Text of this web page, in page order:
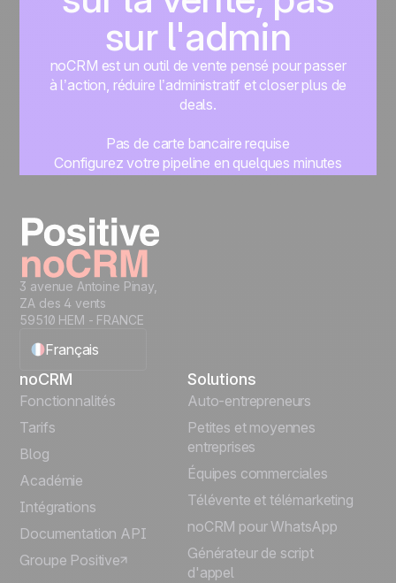
sur l'admin
noCRM est un outil de vente pensé pour passer
à l’action, réduire l’administratif et closer plus de
deals.
Pas de carte bancaire requise
Configurez votre pipeline en quelques minutes
3 avenue Antoine Pinay,
ZA des 4 vents
59510 HEM - FRANCE
Français
English
Português
Italiano
Deutsch
noCRM
Fonctionnalités
Tarifs
Blog
Académie
Intégrations
Documentation API
Groupe Positive
Solutions
Auto-entrepreneurs
Petites et moyennes
entreprises
Équipes commerciales
Télévente et télémarketing
noCRM pour WhatsApp
Générateur de script
d'appel